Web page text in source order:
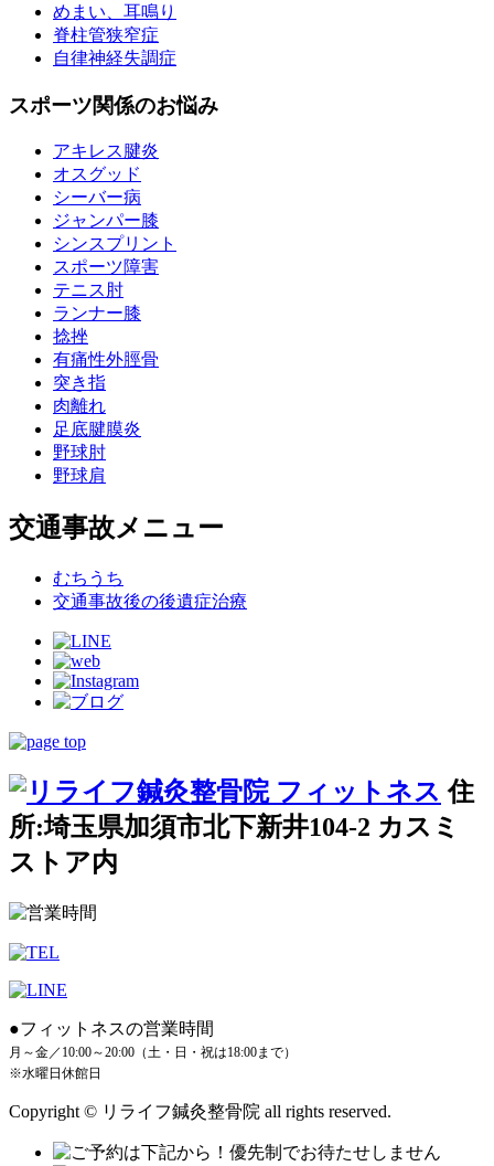
めまい、耳鳴り
脊柱管狭窄症
自律神経失調症
スポーツ関係のお悩み
アキレス腱炎
オスグッド
シーバー病
ジャンパー膝
シンスプリント
スポーツ障害
テニス肘
ランナー膝
捻挫
有痛性外脛骨
突き指
肉離れ
足底腱膜炎
野球肘
野球肩
交通事故メニュー
むちうち
交通事故後の後遺症治療
住
所:埼玉県加須市北下新井104-2 カスミ
ストア内
●フィットネスの営業時間
月～金／10:00～20:00（土・日・祝は18:00まで）
※水曜日休館日
Copyright © リライフ鍼灸整骨院 all rights reserved.